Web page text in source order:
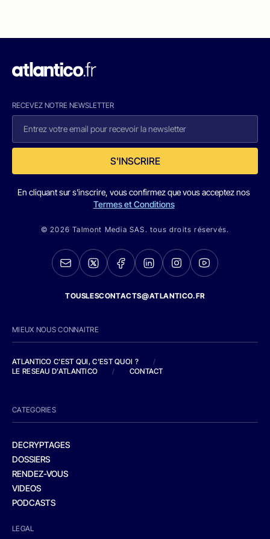
RECEVEZ NOTRE NEWSLETTER
S'INSCRIRE
En cliquant sur s'inscrire, vous confirmez que vous acceptez nos
Termes et Conditions
© 2026 Talmont Media SAS. tous droits réservés.
TOUSLESCONTACTS@ATLANTICO.FR
MIEUX NOUS CONNAITRE
ATLANTICO C'EST QUI, C'EST QUOI ?
/
LE RESEAU D'ATLANTICO
/ CONTACT
CATEGORIES
DECRYPTAGES
DOSSIERS
RENDEZ-VOUS
VIDEOS
PODCASTS
LEGAL